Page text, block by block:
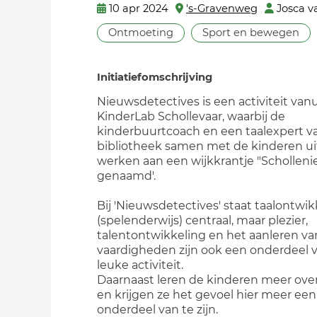
10 apr 2024 's-Gravenweg
Josca
Ontmoeting
Sport en bewegen
Initiatiefomschrijving
Nieuwsdetectives is een activiteit
KinderLab Schollevaar, waarbij de
kinderbuurtcoach en een taalexpert
bibliotheek samen met de kinderen
werken aan een wijkkrantje
genaamd'.
Bij 'Nieuwsdetectives' staat
(spelenderwijs) centraal, maar plezier,
talentontwikkeling en het aanleren
vaardigheden zijn ook een onderdeel
leuke activiteit.
Daarnaast leren de kinderen meer
en krijgen ze het gevoel hier meer een
onderdeel van te zijn.